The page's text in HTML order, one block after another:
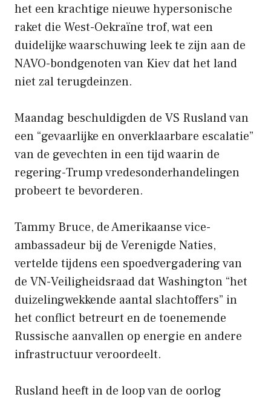
het een krachtige nieuwe hypersonische
raket die West-Oekraïne trof, wat een
duidelijke waarschuwing leek te zijn aan de
NAVO-bondgenoten van Kiev dat het land
niet zal terugdeinzen.
Maandag beschuldigden de VS Rusland van
een “gevaarlijke en onverklaarbare escalatie”
van de gevechten in een tijd waarin de
regering-Trump vredesonderhandelingen
probeert te bevorderen.
Tammy Bruce, de Amerikaanse vice-
ambassadeur bij de Verenigde Naties,
vertelde tijdens een spoedvergadering van
de VN-Veiligheidsraad dat Washington “het
duizelingwekkende aantal slachtoffers” in
het conflict betreurt en de toenemende
Russische aanvallen op energie en andere
infrastructuur veroordeelt.
Rusland heeft in de loop van de oorlog